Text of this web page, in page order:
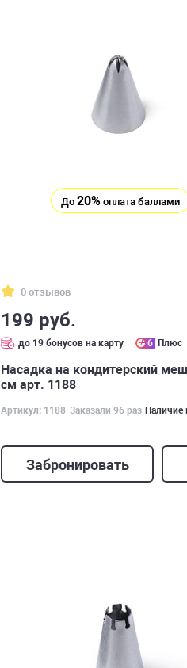
До 20% оплата баллами
0 отзывов
199 руб.
до 19 бонусов на карту 6 Плюс
Насадка на кондитерский
см арт. 1188
Артикул: 1188 Заказали 96 раз Наличие
Забронировать